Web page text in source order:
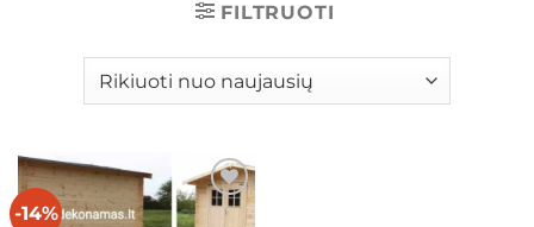
FILTRUOTI
-14% Mėgstamiausias